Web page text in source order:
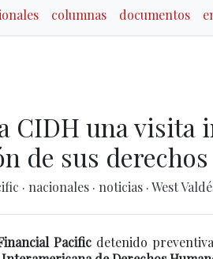
columnas documentos
CIDH una visita
de sus
· nacionales · noticias ·West
Pacificdetenido